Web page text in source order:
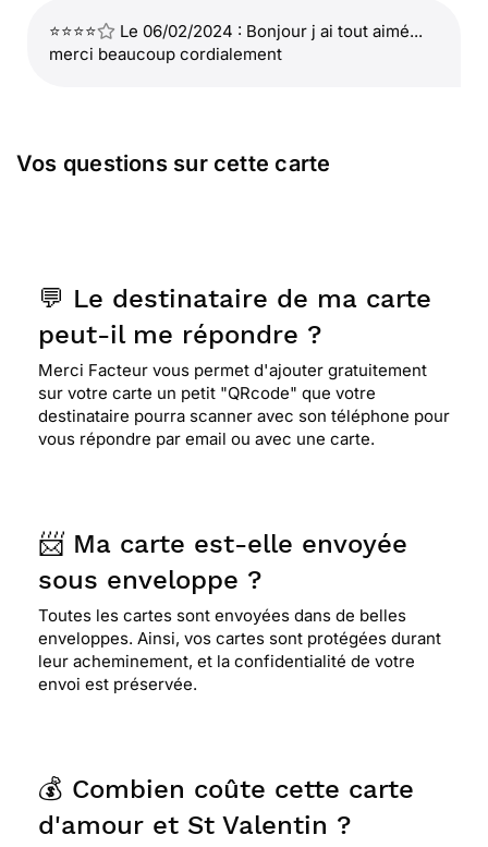
⭐⭐⭐⭐
Le 06/02/2024 : Bonjour j ai tout aimé...
merci beaucoup cordialement
Vos questions sur cette carte
💬 Le destinataire de ma carte
peut-il me répondre ?
Merci Facteur vous permet d'ajouter gratuitement
sur votre carte un petit "QRcode" que votre
destinataire pourra scanner avec son téléphone pour
vous répondre par email ou avec une carte.
📨 Ma carte est-elle envoyée
sous enveloppe ?
Toutes les cartes sont envoyées dans de belles
enveloppes. Ainsi, vos cartes sont protégées durant
leur acheminement, et la confidentialité de votre
envoi est préservée.
💰 Combien coûte cette carte
d'amour et St Valentin ?